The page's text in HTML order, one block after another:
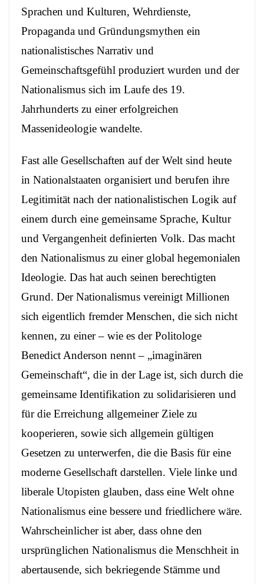
Sprachen und Kulturen, Wehrdienste,
Propaganda und Gründungsmythen ein
nationalistisches Narrativ und
Gemeinschaftsgefühl produziert wurden und der
Nationalismus sich im Laufe des 19.
Jahrhunderts zu einer erfolgreichen
Massenideologie wandelte.
Fast alle Gesellschaften auf der Welt sind heute
in Nationalstaaten organisiert und berufen ihre
Legitimität nach der nationalistischen Logik auf
einem durch eine gemeinsame Sprache, Kultur
und Vergangenheit definierten Volk. Das macht
den Nationalismus zu einer global hegemonialen
Ideologie. Das hat auch seinen berechtigten
Grund. Der Nationalismus vereinigt Millionen
sich eigentlich fremder Menschen, die sich nicht
kennen, zu einer – wie es der Politologe
Benedict Anderson nennt – „imaginären
Gemeinschaft“, die in der Lage ist, sich durch die
gemeinsame Identifikation zu solidarisieren und
für die Erreichung allgemeiner Ziele zu
kooperieren, sowie sich allgemein gültigen
Gesetzen zu unterwerfen, die die Basis für eine
moderne Gesellschaft darstellen. Viele linke und
liberale Utopisten glauben, dass eine Welt ohne
Nationalismus eine bessere und friedlichere wäre.
Wahrscheinlicher ist aber, dass ohne den
ursprünglichen Nationalismus die Menschheit in
abertausende, sich bekriegende Stämme und